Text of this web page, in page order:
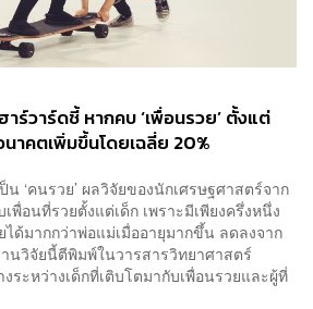
ร์วาร์ดชี้ หากคบ ‘เพื่อนรวย’ ตั้งแต่
นาคตเพิ่มขึ้นโดยเฉลี่ย 20%
‘คนรวย’ ผลวิจัยของนักเศรษฐศาสตร์จาก
อนที่รวยตั้งแต่เด็ก เพราะมีเพียงครึ่งหนึ่ง
ด้มากกว่าพ่อแม่เมื่ออายุมากขึ้น ลดลงจาก
วิจัยนี้ตีพิมพ์ในวารสารวิทยาศาสตร์
ระหว่างเด็กที่เติบโตมากับเพื่อนรวยและผู้ที่